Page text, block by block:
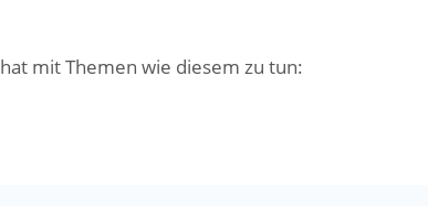
hat mit Themen wie diesem zu tun: